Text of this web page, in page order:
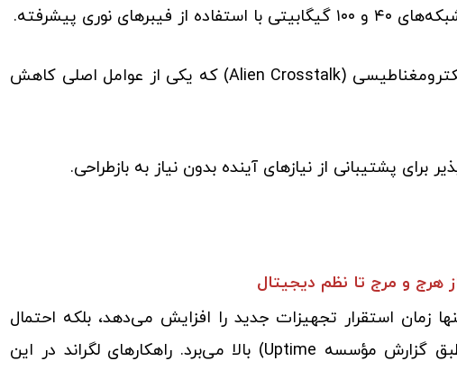
نوری پیشرفته.
محافظت در برابر تداخل الکترومغناطیسی (Alien Crosstalk) که یکی از عوامل اصلی کاهش
پشتیبانی از نیازهای آینده بدون نیاز به بازطراحی.
زمان استقرار تجهیزات جدید را افزایش می‌دهد، بلکه احتمال
خطاهای انسانی را تا ۷۳% (طبق گزارش مؤسسه Uptime) بالا می‌برد. راهکارهای لگراند در این